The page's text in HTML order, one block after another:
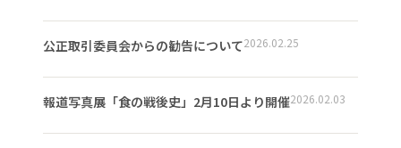
公正取引委員会からの勧告について2026.02.25
報道写真展「食の戦後史」2月10日より開催2026.02.03